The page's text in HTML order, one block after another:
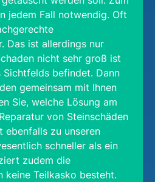
jedem Fall notwendig. Oft
Das ist allerdings nur
nicht sehr groß ist
befindet. Dann
gemeinsam mit Ihnen
Sie, welche Lösung am
von Steinschäden
ebenfalls zu unseren
schneller als ein
zudem die
keine Teilkasko besteht.